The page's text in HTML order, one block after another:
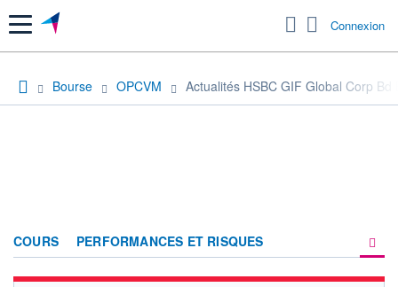
Menu Connexion
Bourse OPCVM Actualités HSBC GIF Global Corp Bd
COURS PERFORMANCES ET RISQUES